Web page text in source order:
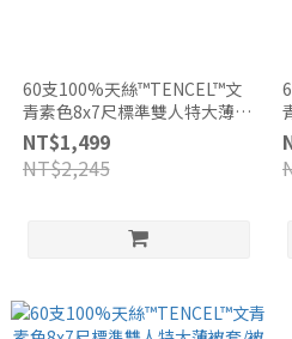
60支100%天絲™TENCEL™文
青素色8x7尺標準雙人特大薄被
套/被單/300織專櫃等級/台灣
製/6ST07
NT$1,499
NT$2,245